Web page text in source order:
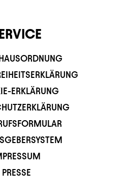
ERKLÄRUNG
PRESSE